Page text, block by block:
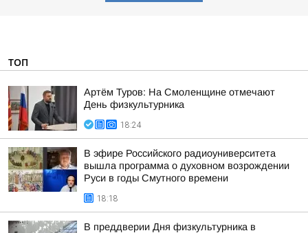
ТОП
Артём Туров: На Смоленщине отмечают
День физкультурника
18:24
В эфире Российского радиоуниверситета
вышла программа о духовном возрождении
Руси в годы Смутного времени
18:18
В преддверии Дня физкультурника в